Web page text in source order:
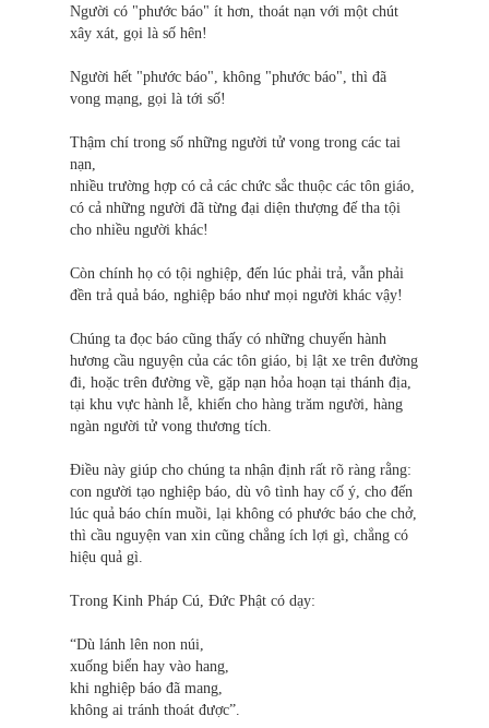
Người có "phước báo" ít hơn, thoát nạn với một chút
xây xát, gọi là số hên!
Người hết "phước báo", không "phước báo", thì đã
vong mạng, gọi là tới số!
Thậm chí trong số những người tử vong trong các tai
nạn,
nhiều trường hợp có cả các chức sắc thuộc các tôn giáo,
có cả những người đã từng đại diện thượng đế tha tội
cho nhiều người khác!
Còn chính họ có tội nghiệp, đến lúc phải trả, vẫn phải
đền trả quả báo, nghiệp báo như mọi người khác vậy!
Chúng ta đọc báo cũng thấy có những chuyến hành
hương cầu nguyện của các tôn giáo, bị lật xe trên đường
đi, hoặc trên đường về, gặp nạn hỏa hoạn tại thánh địa,
tại khu vực hành lễ, khiến cho hàng trăm người, hàng
ngàn người tử vong thương tích.
Ðiều này giúp cho chúng ta nhận định rất rõ ràng rằng:
con người tạo nghiệp báo, dù vô tình hay cố ý, cho đến
lúc quả báo chín muồi, lại không có phước báo che chở,
thì cầu nguyện van xin cũng chẳng ích lợi gì, chẳng có
hiệu quả gì.
Trong Kinh Pháp Cú, Ðức Phật có dạy:
“Dù lánh lên non núi,
xuống biển hay vào hang,
khi nghiệp báo đã mang,
không ai tránh thoát được”.